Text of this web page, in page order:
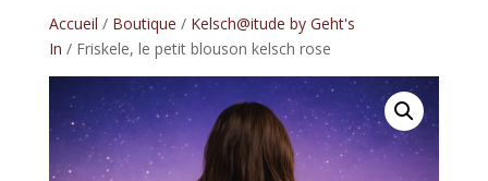
Accueil / Boutique / Kelsch@itude by Geht's
In / Friskele, le petit blouson kelsch rose